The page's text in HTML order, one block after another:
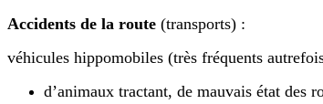
Accidents de la route (transports) :
véhicules hippomobiles (très fréquents
d’animaux tractant, de mauvais état des